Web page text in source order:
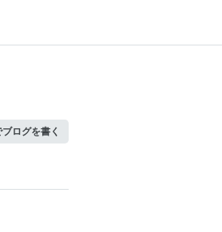
ログを書く